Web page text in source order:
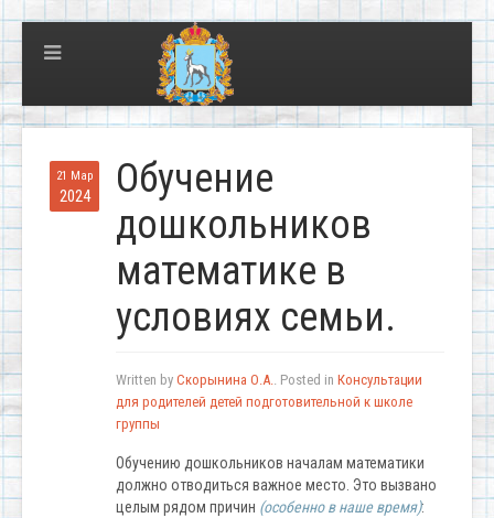
21 Мар
2024
Обучение
дошкольников
математике в
условиях семьи.
Written by Скорынина О.А.. Posted in Консультации
для родителей детей подготовительной к школе
группы
Обучению дошкольников началам математики
должно отводиться важное место. Это вызвано
целым рядом причин (особенно в наше время):